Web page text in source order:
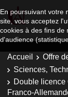
En poursuivant votre
site, vous acceptez
cookies à des fins de
d'audience
Accueil Offre
Sciences,
Double
Franco-